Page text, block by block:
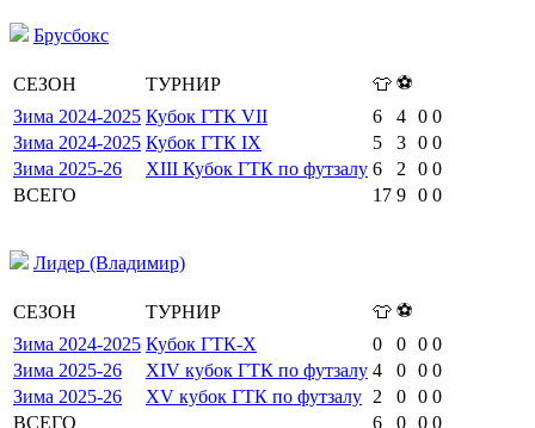
Брусбокс
СЕЗОН ТУРНИР 👕 ⚽
Зима 2024-2025 Кубок ГТК VII 6 4 0 0
Зима 2024-2025 Кубок ГТК IX 5 3 0 0
Зима 2025-26
XIII Кубок ГТК по футзалу 6 2 0 0
ВСЕГО
17 9 0 0
Лидер (Владимир)
СЕЗОН ТУРНИР 👕 ⚽
Зима 2024-2025 Кубок ГТК-X 0 0 0 0
Зима 2025-26
XIV кубок ГТК по футзалу 4 0 0 0
Зима 2025-26
XV кубок ГТК по футзалу 2 0 0 0
ВСЕГО
6 0 0 0